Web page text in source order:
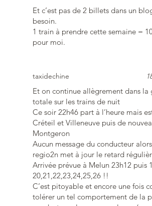
Et c’est pas de 2 billets dans un
besoin.
1 train à prendre cette semaine =
pour moi.
taxidechine
Et on continue allègrement dans la
totale sur les trains de nuit
Ce soir 22h46 part à l’heure mais
Créteil et Villeneuve puis de
Montgeron
Aucun message du conducteur
regio2n met à jour le retard
Arrivée prévue à Melun 23h12 puis
20,21,22,23,24,25,26 !!
C’est pitoyable et encore une fois
tolérer un tel comportement de la